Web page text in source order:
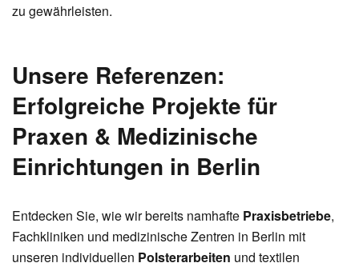
zu gewährleisten.
Unsere Referenzen:
Erfolgreiche Projekte für
Praxen & Medizinische
Einrichtungen in Berlin
Entdecken Sie, wie wir bereits namhafte Praxisbetriebe,
Fachkliniken und medizinische Zentren in Berlin mit
unseren individuellen Polsterarbeiten und textilen